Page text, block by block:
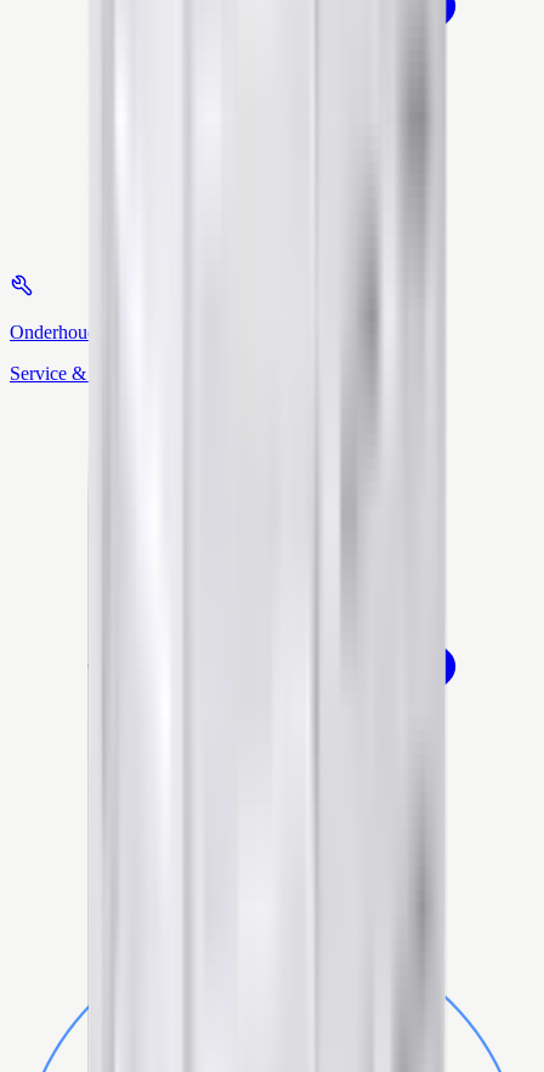
Onderhoud
Service & monitoring